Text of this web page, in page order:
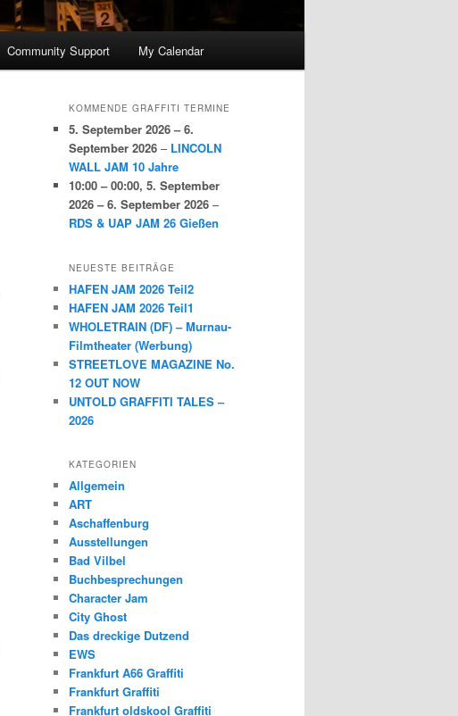
Community Support My Calendar
KOMMENDE GRAFFITI TERMINE
5. September 2026 – 6.
September 2026 – LINCOLN
WALL JAM 10 Jahre
10:00 – 00:00, 5. September
2026 – 6. September 2026 –
RDS & UAP JAM 26 Gießen
NEUESTE BEITRÄGE
HAFEN JAM 2026 Teil2
HAFEN JAM 2026 Teil1
WHOLETRAIN (DF) – Murnau-
Filmtheater (Werbung)
STREETLOVE MAGAZINE No.
12 OUT NOW
UNTOLD GRAFFITI TALES –
2026
KATEGORIEN
Allgemein
ART
Aschaffenburg
Ausstellungen
Bad Vilbel
Buchbesprechungen
Character Jam
City Ghost
Das dreckige Dutzend
EWS
Frankfurt A66 Graffiti
Frankfurt Graffiti
Frankfurt oldskool Graffiti